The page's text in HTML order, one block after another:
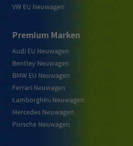
VW EU Neuwagen
Premium Marken
Audi EU Neuwagen
Bentley Neuwagen
BMW EU Neuwagen
Ferrari Neuwagen
Lamborghini Neuwagen
Mercedes Neuwagen
Porsche Neuwagen